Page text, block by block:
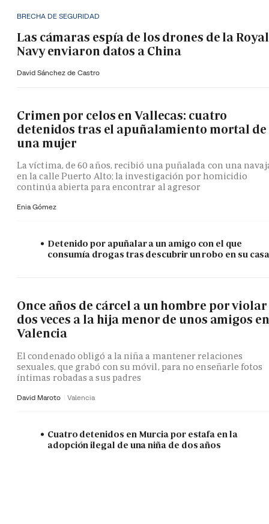
BRECHA DE SEGURIDAD
Las cámaras espía de los drones de la Royal
Navy enviaron datos a China
David Sánchez de Castro
Crimen por celos en Vallecas: cuatro
detenidos tras el apuñalamiento mortal de
una mujer
La víctima, de 60 años, recibió una puñalada con una
en la calle Puerto Alto; la investigación por homicidio
continúa abierta para encontrar al agresor
Enia Gómez
Detenido por apuñalar a un amigo con el que
consumía drogas tras descubrir un robo en su
Once años de cárcel a un hombre por violar
dos veces a la hija menor de unos amigos en
Valencia
El condenado obligó a la niña a mantener relaciones
sexuales, que grabó con su móvil, para no enseñarle fotos
íntimas robadas a sus padres
David Maroto Valencia
Cuatro detenidos en Murcia por estafa en la
adopción ilegal de una niña de dos años